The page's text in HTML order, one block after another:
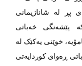
پڕ لە شانازیمانی
پێشەنگی خەباتی
خوێنی یەکێک لە
ڕەوای کوردایەتی